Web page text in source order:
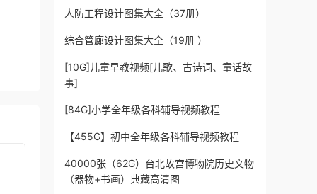
人防工程设计图集大全（37册）
综合管廊设计图集大全（19册 ）
[10G]儿童早教视频[儿歌、古诗词、童话故
事]
[84G]小学全年级各科辅导视频教程
【455G】初中全年级各科辅导视频教程
40000张（62G）台北故宫博物院历史文物
（器物+书画）典藏高清图